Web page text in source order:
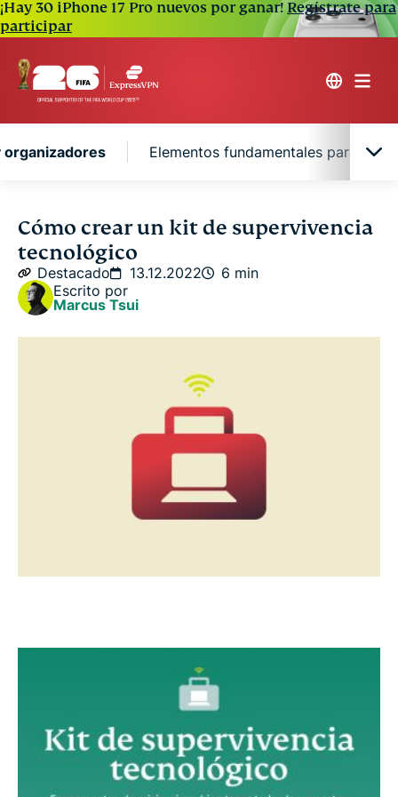
¡Hay 30 iPhone 17 Pro nuevos por ganar!Regístrate para
participar
organizadores Elementos fundamentales para el
Seleccionar una bolsa y organizadores
Elementos fundamentales para el kit de
supervivencia
Cómo crear un kit de supervivencia
tecnológico
Destacado 13.12.2022
6 min
Escrito por
Marcus Tsui